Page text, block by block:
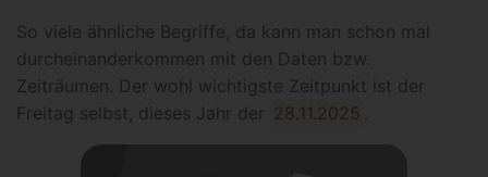
So viele ähnliche Begriffe, da kann man schon mal
durcheinanderkommen mit den Daten bzw.
Zeiträumen. Der wohl wichtigste Zeitpunkt ist der
Freitag selbst, dieses Jahr der 28.11.2025 .